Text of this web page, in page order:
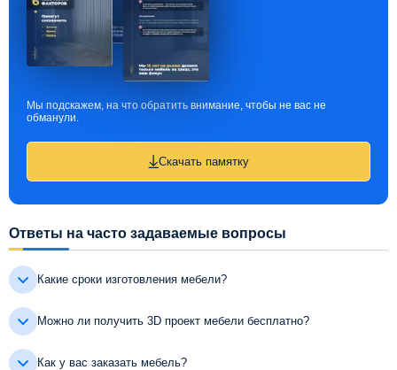
Мы подскажем, на что обратить внимание, чтобы не вас не
обманули.
Скачать памятку
Ответы на часто задаваемые вопросы
Какие сроки изготовления мебели?
Можно ли получить 3D проект мебели бесплатно?
Как у вас заказать мебель?